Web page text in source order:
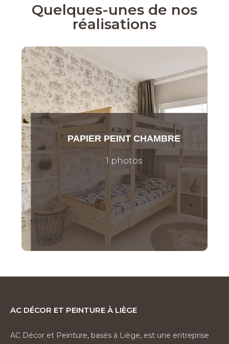
Quelques-unes de nos
réalisations
PAPIER PEINT CHAMBRE
1 photos
AC Décor et Peinture à Liège
AC Décor et Peinture, basés à Liège, est une entreprise